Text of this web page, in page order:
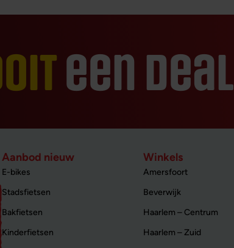
een deal
Aanbod nieuw
E-bikes
Stadsfietsen
Bakfietsen
Kinderfietsen
Winkels
Amersfoort
Beverwijk
Haarlem – Centrum
Haarlem – Zuid